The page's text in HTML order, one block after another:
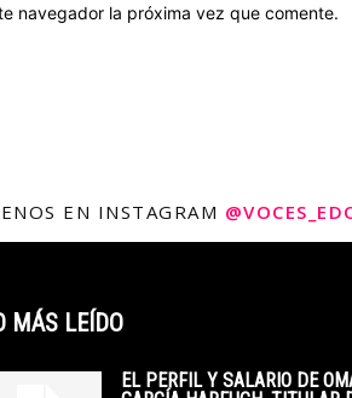
navegador la próxima vez que comente.
EN INSTAGRAM
MÁS LEÍDO
EL PERFIL Y SALARIO DE